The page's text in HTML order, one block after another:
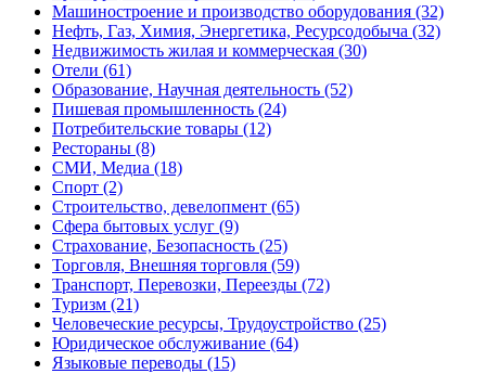
Машиностроение и производство оборудования (32)
Нефть, Газ, Химия, Энергетика, Ресурсодобыча (32)
Недвижимость жилая и коммерческая (30)
Отели (61)
Образование, Научная деятельность (52)
Пишевая промышленность (24)
Потребительские товары (12)
Рестораны (8)
СМИ, Медиа (18)
Спорт (2)
Строительство, девелопмент (65)
Сфера бытовых услуг (9)
Страхование, Безопасность (25)
Торговля, Внешняя торговля (59)
Транспорт, Перевозки, Переезды (72)
Туризм (21)
Человеческие ресурсы, Трудоустройство (25)
Юридическое обслуживание (64)
Языковые переводы (15)